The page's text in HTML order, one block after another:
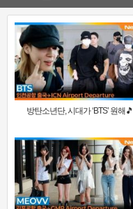
방탄소년단, 시대가 ‘BTS’ 원해🎵 ..